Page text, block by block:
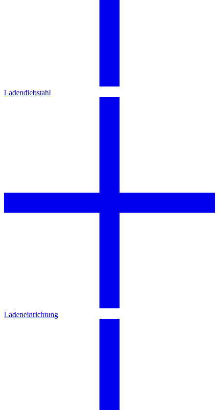
Ladendiebstahl
Ladeneinrichtung